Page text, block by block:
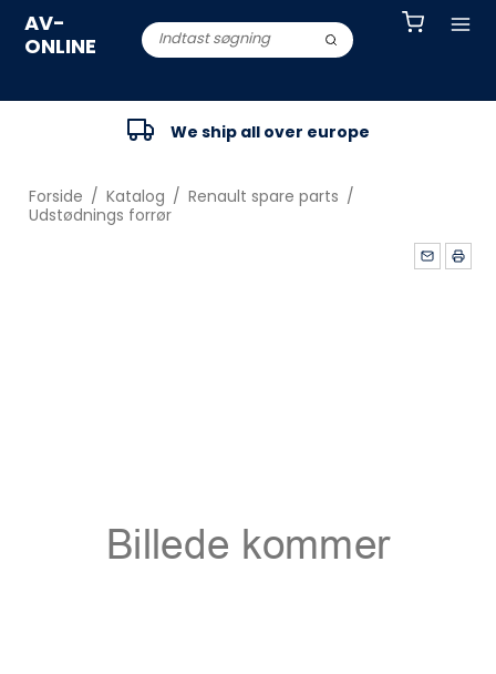
AV-
ONLINE
We ship all over europe
Forside / Katalog / Renault spare parts /
Udstødnings forrør